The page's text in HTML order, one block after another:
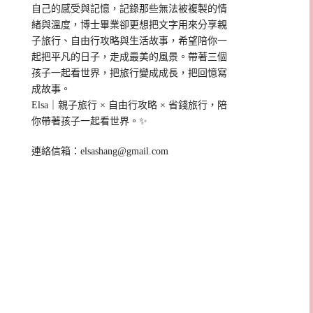
自己的感受與記憶，記錄那些無法被複製的情
緒與溫度，博士畢業卻更想把文字用來分享親
子旅行、自由行攻略與生活故事，希望陪你一
起把平凡的日子，走成最美的風景。帶著三個
孩子一起看世界，把旅行變成成長，把回憶寫
成故事。
Elsa｜親子旅行 × 自由行攻略 × 省錢旅行，陪
你帶著孩子一起看世界。✨
連絡信箱：elsashang@gmail.com